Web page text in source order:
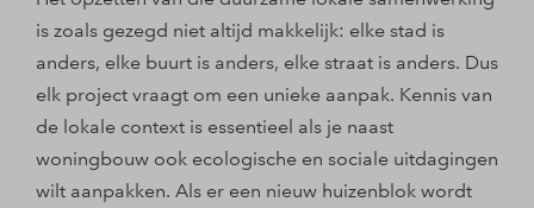
is zoals gezegd niet altijd makkelijk: elke stad is
anders, elke buurt is anders, elke straat is anders. Dus
elk project vraagt om een unieke aanpak. Kennis van
de lokale context is essentieel als je naast
woningbouw ook ecologische en sociale uitdagingen
wilt aanpakken. Als er een nieuw huizenblok wordt